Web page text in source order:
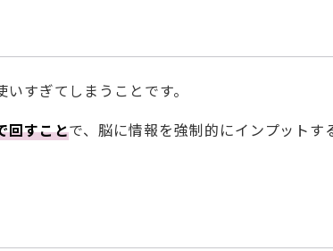
すぎてしまうことです。
回すことで、脳に情報を強制的にインプットす